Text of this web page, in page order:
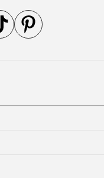
Instagram
gente no YouTube
a gente no TikTok
Acompanhe a gente no